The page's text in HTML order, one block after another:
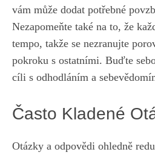
vám ⁣může⁤ dodat potřebné
Nezapomeňte také na to, že
tempo, takže​ se‌ nezranujte
pokroku s ostatními. Buďte
cíli s odhodláním a
Často Kladené
Otázky a odpovědi‍ ohledně